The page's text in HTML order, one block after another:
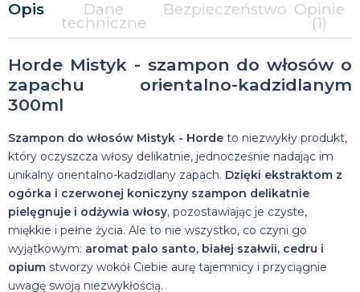
Opis Dane
techniczne
Bezpieczeństwo Opinie
(1)
Horde Mistyk - szampon do włosów o
zapachu orientalno-kadzidlanym
300ml
Szampon do włosów Mistyk - Horde to niezwykły produkt,
który oczyszcza włosy delikatnie, jednocześnie nadając im
unikalny orientalno-kadzidlany zapach. Dzięki ekstraktom z
ogórka i czerwonej koniczyny szampon delikatnie
pielęgnuje i odżywia włosy, pozostawiając je czyste,
miękkie i pełne życia. Ale to nie wszystko, co czyni go
wyjątkowym: aromat palo santo, białej szałwii, cedru i
opium stworzy wokół Ciebie aurę tajemnicy i przyciągnie
uwagę swoją niezwykłością.